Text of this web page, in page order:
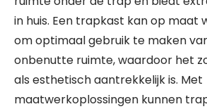
in huis. Een trapkast kan op maat
om optimaal gebruik te maken
onbenutte ruimte, waardoor het
als esthetisch aantrekkelijk is. Met
maatwerkoplossingen kunnen